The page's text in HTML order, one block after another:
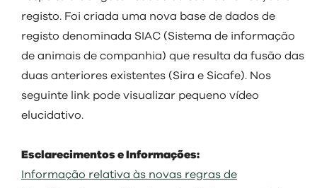
visit
registo. Foi criada uma nova base de dados de
registo denominada SIAC (Sistema de informação
de animais de companhia) que resulta da fusão das
duas anteriores existentes (Sira e Sicafe). Nos
seguinte link pode visualizar pequeno vídeo
elucidativo.
Esclarecimentos e Informações:
Informação relativa às novas regras de